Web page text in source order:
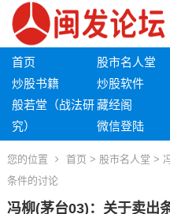
首页 股市名人堂
炒股书籍
炒股软件
般若堂（战法研
究）
藏经阁
微信登陆
您的位置 首页 > 股市名人堂 >
条件的讨论
冯柳(茅台03)：关于卖出